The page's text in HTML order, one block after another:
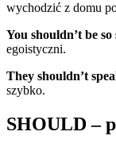
wychodzić z
You shouldn’t be so
egoistyczni.
They shouldn’t
szybko.
SHOULD –